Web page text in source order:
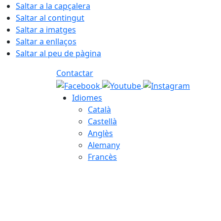
Saltar a la capçalera
Saltar al contingut
Saltar a imatges
Saltar a enllaços
Saltar al peu de pàgina
Contactar
Idiomes
Català
Castellà
Anglès
Alemany
Francès